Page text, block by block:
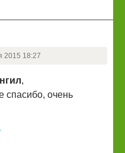
2015 18:27
,
спасибо, очень